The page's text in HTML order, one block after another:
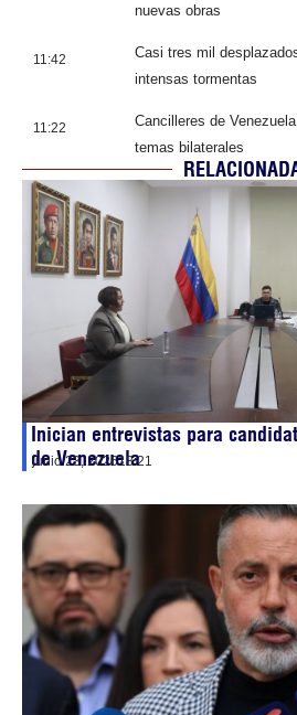
nuevas obras
11:42
Casi tres mil
intensas tormentas
11:22
Cancilleres de
temas bilaterales
Inician entrevistas para
de Venezuela
junio 23, 202618:21